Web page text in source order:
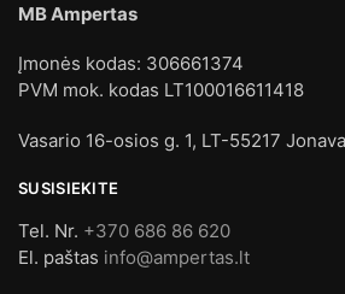
MB Ampertas
Įmonės kodas: 306661374
PVM mok. kodas LT100016611418
Vasario 16-osios g. 1, LT-55217
SUSISIEKITE
Tel. Nr. +370 686 86 620
El. paštas info@ampertas.lt